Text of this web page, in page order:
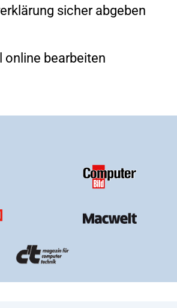
sicher abgeben
online bearbeiten